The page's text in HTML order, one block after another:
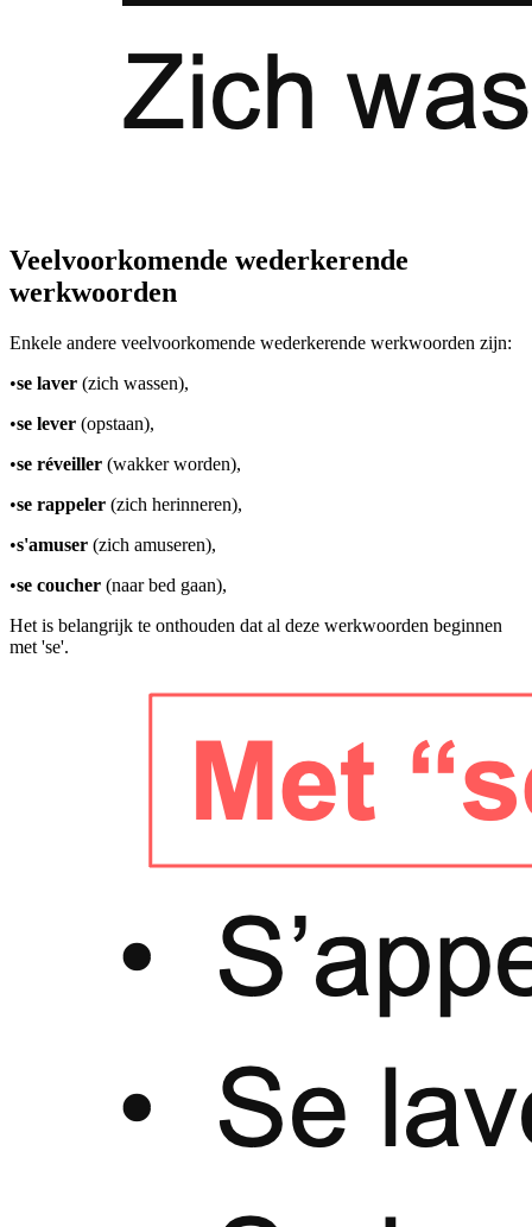
Veelvoorkomende wederkerende
werkwoorden
Enkele andere veelvoorkomende wederkerende werkwoorden zijn:
•se laver (zich wassen),
•se lever (opstaan),
•se réveiller (wakker worden),
•se rappeler (zich herinneren),
•s'amuser (zich amuseren),
•se coucher (naar bed gaan),
Het is belangrijk te onthouden dat al deze werkwoorden beginnen
met 'se'.